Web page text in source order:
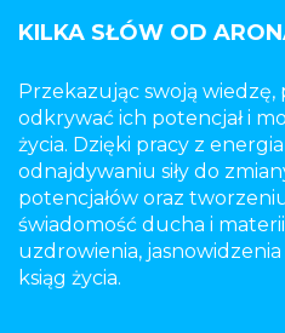
KILKA SŁÓW OD
Przekazując swoją
odkrywać ich potencjał i
życia. Dzięki pracy z
odnajdywaniu siły do
potencjałów oraz
świadomość ducha i
uzdrowienia,
ksiąg życia.